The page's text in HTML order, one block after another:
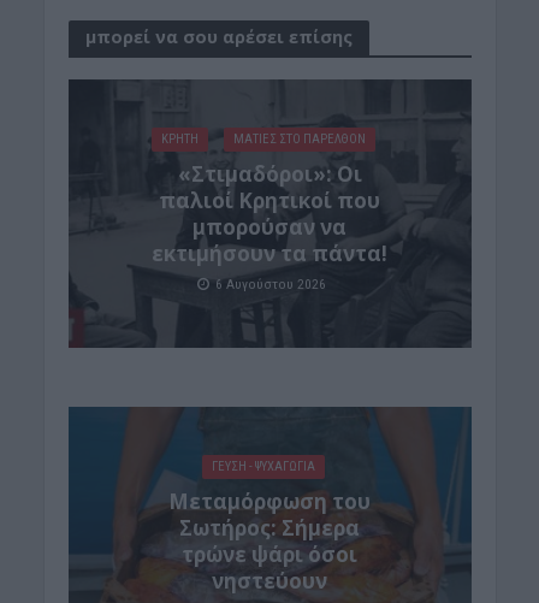
μπορεί να σου αρέσει επίσης
ΚΡΗΤΗ ΜΑΤΙΕΣ ΣΤΟ ΠΑΡΕΛΘΟΝ
«Στιμαδόροι»: Οι
παλιοί Κρητικοί που
μπορούσαν να
εκτιμήσουν τα πάντα!
6 Αυγούστου 2026
ΓΕΎΣΗ - ΨΥΧΑΓΩΓΊΑ
Μεταμόρφωση του
Σωτήρος: Σήμερα
τρώνε ψάρι όσοι
νηστεύουν